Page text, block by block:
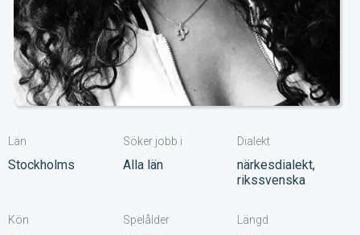
Län
Stockholms
Söker jobb i
Alla län
Dialekt
närkesdialekt,
rikssvenska
Kön Spelålder Längd